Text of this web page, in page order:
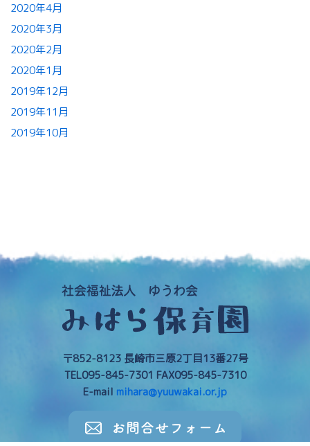
2020年4月
2020年3月
2020年2月
2020年1月
2019年12月
2019年11月
2019年10月
〒852-8123 長崎市三原2丁目13番27号
TEL095-845-7301 FAX095-845-7310
E-mail mihara@yuuwakai.or.jp